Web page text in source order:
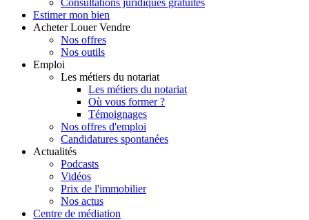
Estimer mon bien
Acheter Louer Vendre
Nos offres
Nos outils
Emploi
Les métiers du notariat
Les métiers du notariat
Où vous former ?
Témoignages
Nos offres d'emploi
Candidatures spontanées
Actualités
Podcasts
Vidéos
Prix de l'immobilier
Nos actus
Centre de médiation